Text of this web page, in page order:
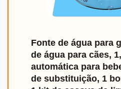
Fonte de água para
de água para cães,
automática para
de substituição, 1